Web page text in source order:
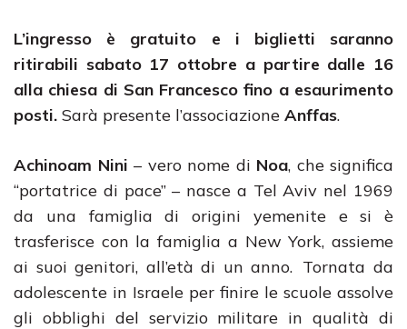
L’ingresso è gratuito e i biglietti saranno
ritirabili sabato 17 ottobre a partire dalle 16
alla chiesa di San Francescofino a esaurimento
posti. Sarà presente l’associazione Anffas.
Achinoam Nini – vero nome di Noa, che significa
“portatrice di pace” – nasce a Tel Aviv nel 1969
da una famiglia di origini yemenite e si è
trasferisce con la famiglia a New York, assieme
ai suoi genitori, all’età di un anno. Tornata da
adolescente in Israele per finire le scuole assolve
gli obblighi del servizio militare in qualità di